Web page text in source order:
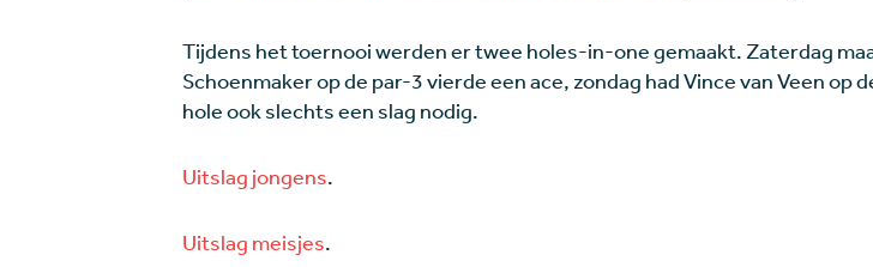
Tijdens het toernooi werden er twee holes-in-one gemaakt. Zaterdag
Schoenmaker op de par-3 vierde een ace, zondag had Vince van Veen op
hole ook slechts een slag nodig.
Uitslag jongens.
Uitslag meisjes.